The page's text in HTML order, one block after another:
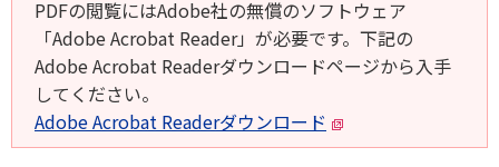
PDFの閲覧にはAdobe社の無償のソフトウェア
「Adobe Acrobat Reader」が必要です。下記の
Adobe Acrobat Readerダウンロードページから入手
してください。
Adobe Acrobat Readerダウンロード